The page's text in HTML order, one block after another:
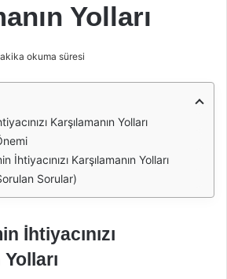
Yolları
okuma süresi
Karşılamanın Yolları
İhtiyacınızı Karşılamanın Yolları
Sorular)
İhtiyacınızı